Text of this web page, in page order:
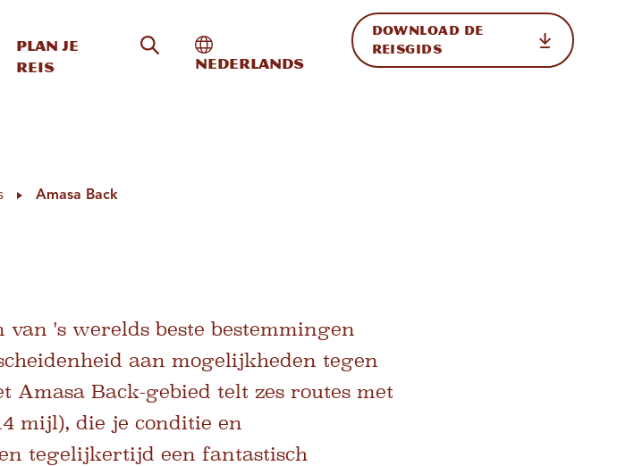
Plan je
reis
Zoeken op de site
Internationale weergave in-/uitschakelen
Nederlands
DOWNLOAD DE
REISGIDS
Amasa Back
's werelds beste bestemmingen
aan mogelijkheden tegen
Amasa Back-gebied telt zes routes met
mijl), die je conditie en
tegelijkertijd een fantastisch